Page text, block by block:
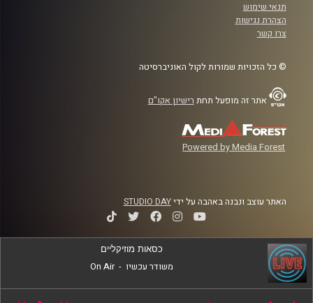
תנאי שימוש
הצהרת נגישות
צרו קשר
© כל הזכויות שמורות לקול האוניברסיטה
אתר זה מופעל תחת רישיון אקו"ם
Powered by Media Forest
האתר עוצב ונבנה באהבה על ידיSTUDIO DAY
כסאות מוזיקליים
משודר עכשיו -
On Air